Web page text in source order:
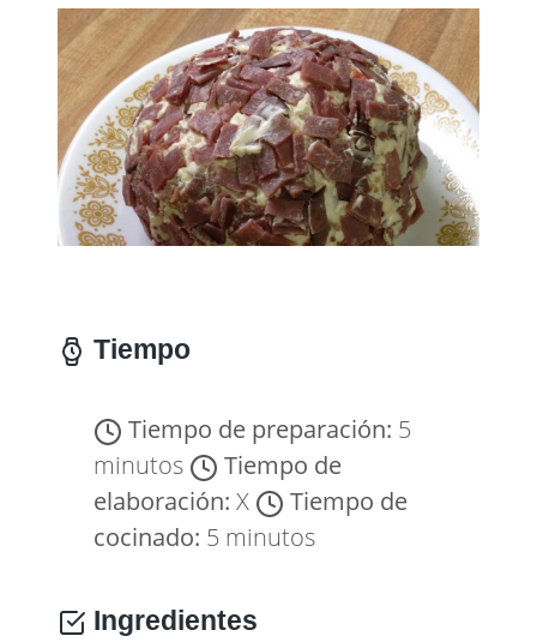
Tiempo
Tiempo de preparación: 5
minutos
Tiempo de
elaboración: X
Tiempo de
cocinado: 5 minutos
Ingredientes